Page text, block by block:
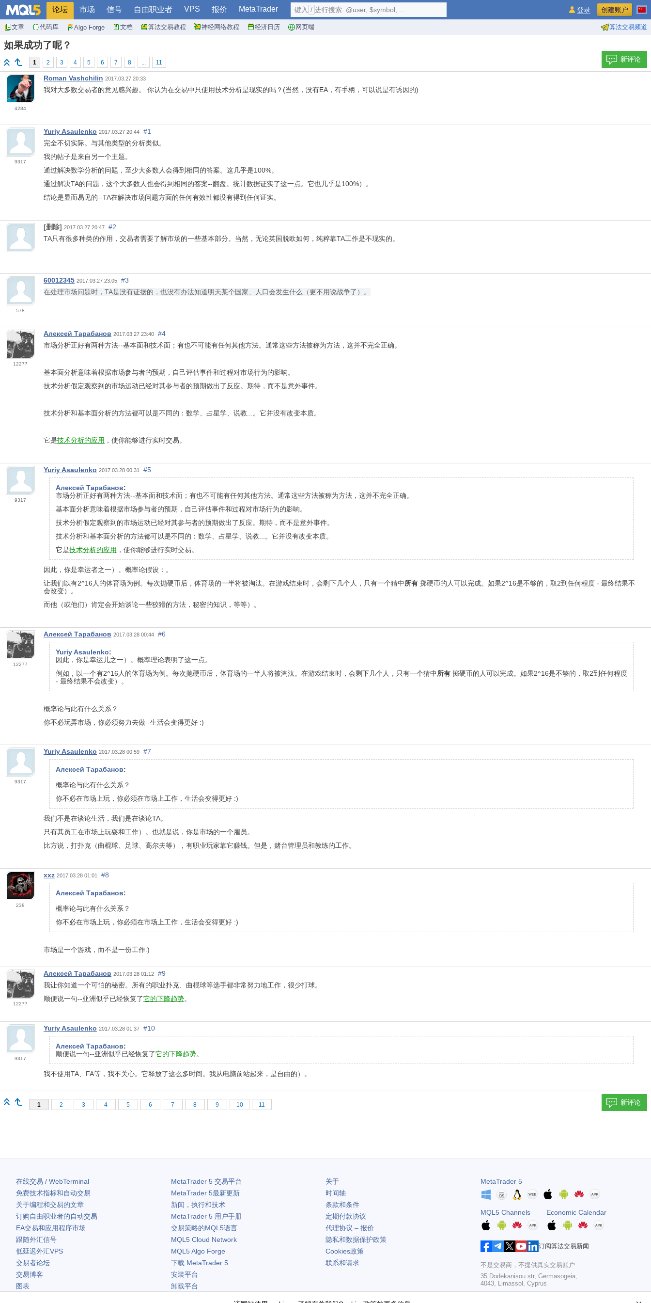
论坛 市场 信号 自由职业者 VPS 报价 MetaTrader
文章 代码库 Algo Forge 文档 算法交易教程 神经网络教程 经济日历 网页端 算法交易频道
键入 / 进行搜索: @user, $symbol, ... 登录 创建账户
如果成功了呢？
1 2 3 4 5 6 7 8 ... 11 新评论
4284
Roman Vashchilin 2017.03.27 20:33
我对大多数交易者的意见感兴趣。 你认为在交易中只使用技术分析是现实的吗？(当然，没有EA，有手柄，可以说是有诱因的)
9317
Yuriy Asaulenko 2017.03.27 20:44
#1
完全不切实际。与其他类型的分析类似。
我的帖子是来自另一个主题。
通过解决数学分析的问题，至少大多数人会得到相同的答案。这几乎是100%。
通过解决TA的问题，这个大多数人也会得到相同的答案--翻盘。统计数据证实了这一点。它也几乎是100%）。
结论是显而易见的--TA在解决市场问题方面的任何有效性都没有得到任何证实。
[删除] 2017.03.27 20:47
#2
TA只有很多种类的作用，交易者需要了解市场的一些基本部分。当然，无论英国脱欧如何，纯粹靠TA工作是不现实的。
578
60012345 2017.03.27 23:05
#3
在处理市场问题时，TA是没有证据的，也没有办法知道明天某个国家、人口会发生什么（更不用说战争了）。
12277
Алексей Тарабанов 2017.03.27 23:40
#4
市场分析正好有两种方法--基本面和技术面；有也不可能有任何其他方法。通常这些方法被称为方法，这并不完全正确。
基本面分析意味着根据市场参与者的预期，自己评估事件和过程对市场行为的影响。
技术分析假定观察到的市场运动已经对其参与者的预期做出了反应。期待，而不是意外事件。
技术分析和基本面分析的方法都可以是不同的：数学、占星学、说教...。它并没有改变本质。
它是技术分析的应用 ，使你能够进行实时交易。
9317
Yuriy Asaulenko 2017.03.28 00:31 #5
Алексей Тарабанов:
市场分析正好有两种方法--基本面和技术面；有也不可能有任何其他方法。通常这些方法被称为方法，这并不完全正确。
基本面分析意味着根据市场参与者的预期，自己评估事件和过程对市场行为的影响。
技术分析假定观察到的市场运动已经对其参与者的预期做出了反应。期待，而不是意外事件。
技术分析和基本面分析的方法都可以是不同的：数学、占星学、说教...。它并没有改变本质。
它是技术分析的应用 ，使你能够进行实时交易。
因此，你是幸运者之一）。概率论假设：。
让我们以有2^16人的体育场为例。每次抛硬币后，体育场的一半将被淘汰。在游戏结束时，会剩下几个人，只有一个猜中所有 掷硬币的人可以完成。如果2^16是不够的，取2到任何程度 - 最终结果不
会改变）。
而他（或他们）肯定会开始谈论一些狡猾的方法，秘密的知识，等等）。
12277
Алексей Тарабанов 2017.03.28 00:44 #6
Yuriy Asaulenko:
因此，你是幸运儿之一）。概率理论表明了这一点。
例如，以一个有2^16人的体育场为例。每次抛硬币后，体育场的一半人将被淘汰。在游戏结束时，会剩下几个人，只有一个猜中所有 掷硬币的人可以完成。如果2^16是不够的，取2到任何程度
- 最终结果不会改变）。
概率论与此有什么关系？
你不必玩弄市场，你必须努力去做--生活会变得更好 :)
9317
Yuriy Asaulenko 2017.03.28 00:59 #7
Алексей Тарабанов:
概率论与此有什么关系？
你不必在市场上玩，你必须在市场上工作，生活会变得更好 :)
我们不是在谈论生活，我们是在谈论TA。
只有其员工在市场上玩耍和工作）。也就是说，你是市场的一个雇员。
比方说，打扑克（曲棍球、足球、高尔夫等），有职业玩家靠它赚钱。但是，赌台管理员和教练的工作。
238
xxz 2017.03.28 01:01 #8
Алексей Тарабанов:
概率论与此有什么关系？
你不必在市场上玩，你必须在市场上工作，生活会变得更好 :)
市场是一个游戏，而不是一份工作:)
12277
Алексей Тарабанов 2017.03.28 01:12
#9
我让你知道一个可怕的秘密。所有的职业扑克、曲棍球等选手都非常努力地工作，很少打球。
顺便说一句--亚洲似乎已经恢复了它的下降趋势。
9317
Yuriy Asaulenko 2017.03.28 01:37 #10
Алексей Тарабанов:
顺便说一句--亚洲似乎已经恢复了它的下降趋势。
我不使用TA、FA等，我不关心。它释放了这么多时间。我从电脑前站起来，是自由的）。
1 2 3 4 5 6 7 8 9 10 11 新评论
在线交易 / WebTerminal
免费技术指标和自动交易
关于编程和交易的文章
订购自由职业者的自动交易
EA交易和应用程序市场
跟随外汇信号
低延迟外汇VPS
交易者论坛
交易博客
图表
MetaTrader 5交易平台
MetaTrader 5最新更新
新闻，执行和技术
MetaTrader 5用户手册
交易策略的MQL5语言
MQL5 Cloud Network
MQL5 Algo Forge
下载 MetaTrader 5
安装平台
卸载平台
关于
时间轴
条款和条件
定期付款协议
代理协议 – 报价
隐私和数据保护政策
Cookies政策
联系和请求
MetaTrader 5
MQL5 Channels Economic Calendar
订阅算法交易新闻
不是交易商，不提供真实交易账户
35 Dodekanisou str, Germasogeia,
4043, Limassol, Cyprus
Copyright 2000-2026,MetaQuotes Ltd